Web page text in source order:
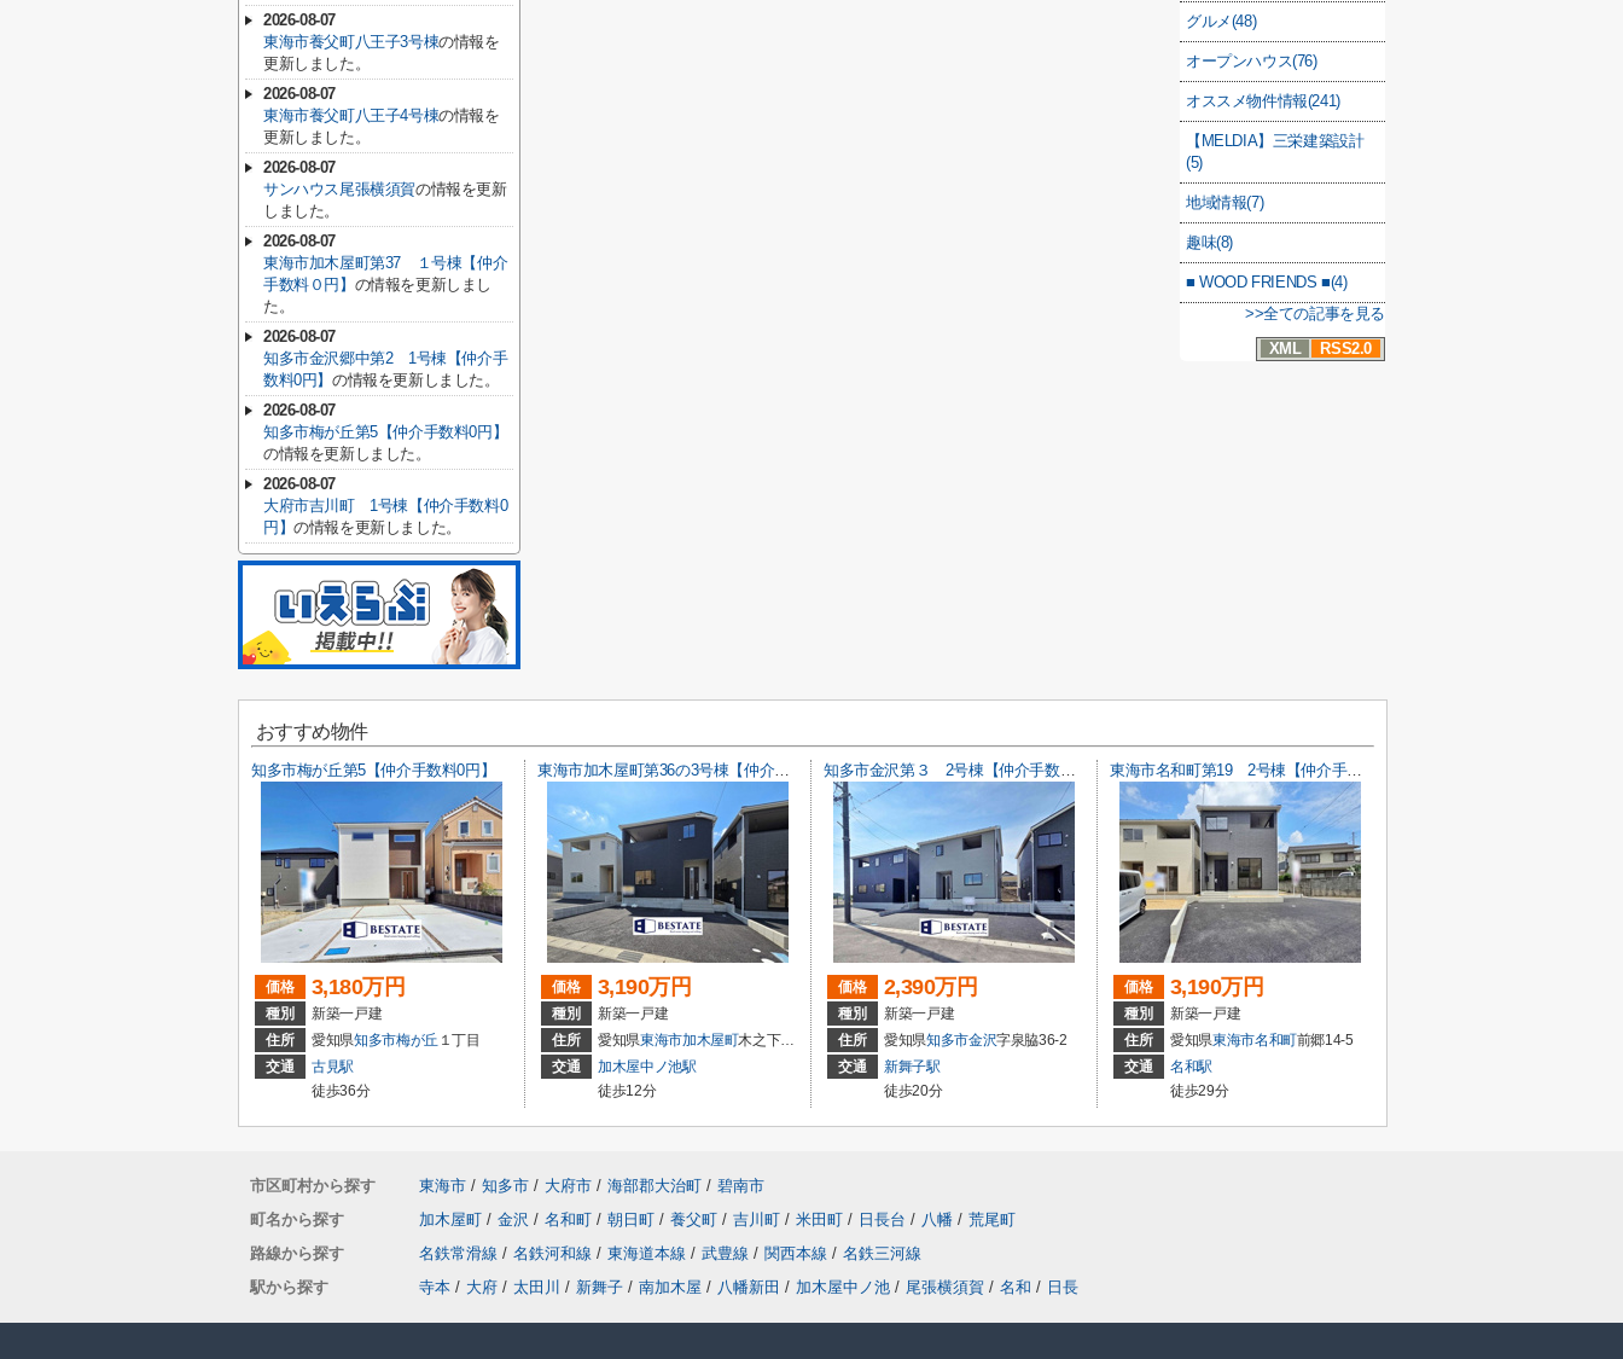
グルメ(48)
オープンハウス(76)
オススメ物件情報(241)
【MELDIA】三栄建築設計
(5)
地域情報(7)
趣味(8)
■ WOOD FRIENDS ■(4)
>>全ての記事を見る
XML
RSS2.0
2026-08-07
東海市養父町八王子3号棟の情報を
更新しました。
2026-08-07
東海市養父町八王子4号棟の情報を
更新しました。
2026-08-07
サンハウス尾張横須賀の情報を更新
しました。
2026-08-07
東海市加木屋町第37 １号棟【仲介
手数料０円】 の情報を更新しまし
た。
2026-08-07
知多市金沢郷中第2 1号棟【仲介手
数料0円】の情報を更新しました。
2026-08-07
知多市梅が丘第5【仲介手数料0円】
の情報を更新しました。
2026-08-07
大府市吉川町 1号棟【仲介手数料0
円】の情報を更新しました。
おすすめ物件
知多市梅が丘第5【仲介手数料0円】
価格 3,180万円
種別
新築一戸建
住所
愛知県知多市梅が丘 １丁目
交通
古見駅
徒歩36分
東海市加木屋町第36の3号棟【仲介手数料0円】
価格 3,190万円
種別
新築一戸建
住所
愛知県東海市加木屋町木之下152
交通
加木屋中ノ池駅
徒歩12分
知多市金沢第３ 2号棟【仲介手数料0円】
価格 2,390万円
種別
新築一戸建
住所
愛知県知多市金沢字泉脇36-2
交通
新舞子駅
徒歩20分
東海市名和町第19 2号棟【仲介手数料0円】
価格 3,190万円
種別
新築一戸建
住所
愛知県東海市名和町前郷14-5
交通
名和駅
徒歩29分
市区町村から探す 東海市 / 知多市 / 大府市 / 海部郡大治町 / 碧南市
町名から探す
加木屋町 / 金沢 / 名和町 / 朝日町 / 養父町 / 吉川町 / 米田町 / 日長台 / 八幡 / 荒尾町
路線から探す
名鉄常滑線 / 名鉄河和線 / 東海道本線 / 武豊線 / 関西本線 / 名鉄三河線
駅から探す
寺本 / 大府 / 太田川 / 新舞子 / 南加木屋 / 八幡新田 / 加木屋中ノ池 / 尾張横須賀 / 名和 / 日長